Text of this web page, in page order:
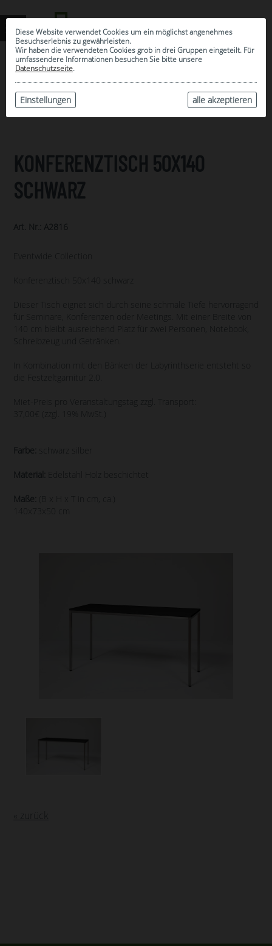
Diese Website verwendet Cookies um ein möglichst angenehmes
Besuchserlebnis zu gewährleisten.
Wir haben die verwendeten Cookies grob in drei Gruppen eingeteilt. Für
umfassendere Informationen besuchen Sie bitte unsere
Datenschutzseite.
alle akzeptieren
Einstellungen
ARCHIV
KONFERENZTISCH 50X140
SCHWARZ
Art. Nr.: A2816
Eventwide Collection
Konferenztisch 50x140 schwarz
Dieser Tisch eignet sich durch seine schmale Tiefe hervorragend
für Seminare, Konferenzen oder Meetings. Mit einer Breite von
140 cm bleibt ausreichend Platz für zwei Personen, Notebook,
Schreibzeug und Getränken.
In Kombination mit den Bänken der Labyrinthserie entsteht so
die Festzeltgarnitur 2.0.
Miet-Preis pro Veranstaltungstag zzgl. Transport:
37,00€ (zzgl. 19% MwSt.)
Farbe: schwarz silber
Material: Edelstahl Holz beschichtet
Maße:
(B x H x T in cm, ca.)
« zurück